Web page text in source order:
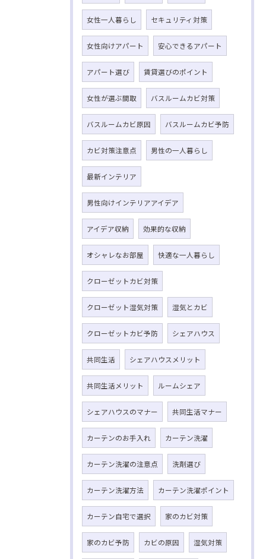
女性一人暮らし セキュリティ対策
女性向けアパート 安心できるアパート
アパート選び 賃貸選びのポイント
女性が選ぶ間取 バスルームカビ対策
バスルームカビ原因 バスルームカビ予防
カビ対策注意点 男性の一人暮らし
最新インテリア
男性向けインテリアアイデア
アイデア収納 効果的な収納
オシャレなお部屋 快適な一人暮らし
クローゼットカビ対策
クローゼット湿気対策 湿気とカビ
クローゼットカビ予防 シェアハウス
共同生活 シェアハウスメリット
共同生活メリット ルームシェア
シェアハウスのマナー 共同生活マナー
カーテンのお手入れ カーテン洗濯
カーテン洗濯の注意点 洗剤選び
カーテン洗濯方法 カーテン洗濯ポイント
カーテン自宅で選択 家のカビ対策
家のカビ予防 カビの原因 湿気対策